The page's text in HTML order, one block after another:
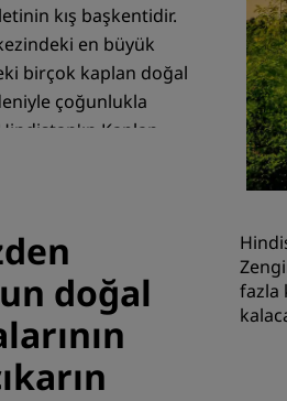
kış başkentidir.
en büyük
birçok kaplan doğal
çoğunlukla
Kaplan
doğal
fazla